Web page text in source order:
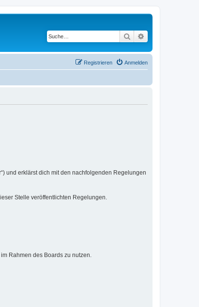
Suche
Anmelden
Registrieren
und erklärst dich mit den nachfolgenden Regelungen
Stelle veröffentlichten Regelungen.
Rahmen des Boards zu nutzen.